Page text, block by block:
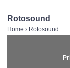
Rotosound
Home › Rotosound